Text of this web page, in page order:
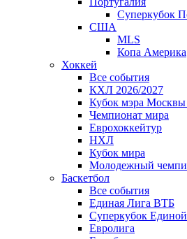
Суперкубок
США
MLS
Копа Америка
Хоккей
Все события
КХЛ 2026/2027
Кубок мэра
Чемпионат мира
Еврохоккейтур
НХЛ
Кубок мира
Молодежный
Баскетбол
Все события
Единая Лига ВТБ
Суперкубок
Евролига